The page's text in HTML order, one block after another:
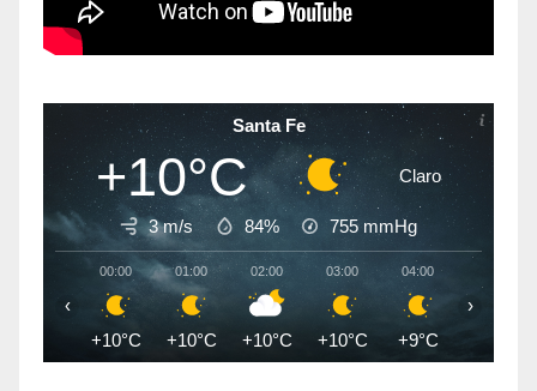
Santa Fe
+10°C Claro
3 m/s 84% 755 mmHg
00:00
+10°C
01:00
+10°C
02:00
+10°C
03:00
+10°C
04:00
+9°C +9°C
‹ ›